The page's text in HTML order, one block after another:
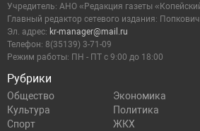
Рубрики
Общество
Экономика
Культура
Политика
Спорт
ЖКХ
Учредитель: АНО «Редакция газеты
Главный редактор сетевого издания: Попкович
Эл. адрес: kr-manager@mail.ru
Телефон: 8(35139) 3-71-09
Режим работы: ПН - ПТ с 9:00 до 18:00